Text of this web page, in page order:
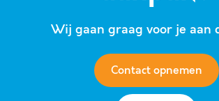
Wij gaan graag voor je aan
Contact opnemen